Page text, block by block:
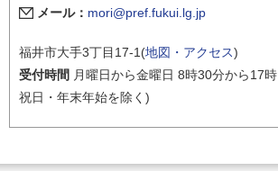
メール： mori@pref.fukui.lg.jp
福井市大手3丁目17-1(地図・アクセス)
受付時間 月曜日から金曜日 8時30分から17
祝日・年末年始を除く)